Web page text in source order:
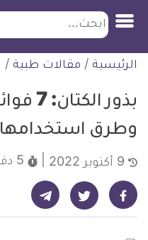
التخطي
للمحتوى
ابحث
الرئيسية / مقالات طبية /
بذور
وطرق استخدامها
5 دقائق
شارك على فيسبوك - ديلي ميديكال انفو شارك على تويتر - ديلي ميديكال انفو شارك على تيليجرام - ديلي ميديكال انفو